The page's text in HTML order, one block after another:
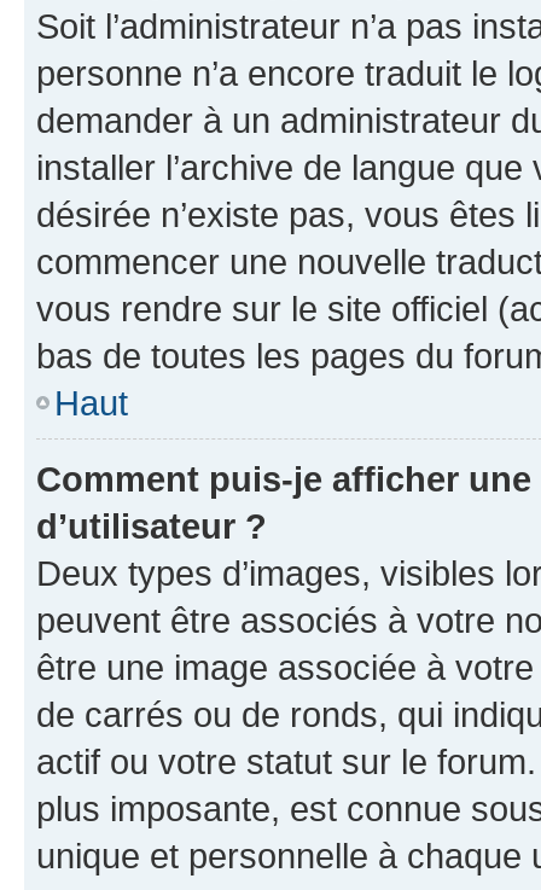
Soit l’administrateur n’a pas
personne n’a encore traduit le
demander à un administrateur
installer l’archive de langue
désirée n’existe pas, vous êtes
commencer une nouvelle
vous rendre sur le site officiel
bas de toutes les pages du
Haut
Comment puis-je afficher
d’utilisateur ?
Deux types d’images, visibles
peuvent être associés à votre
être une image associée à
de carrés ou de ronds, qui
actif ou votre statut sur le
plus imposante, est connue
unique et personnelle à chaque